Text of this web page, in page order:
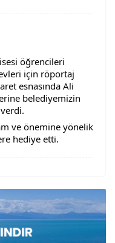
öğrencileri
için röportaj
esnasında Ali
belediyemizin
ve önemine yönelik
hediye etti.